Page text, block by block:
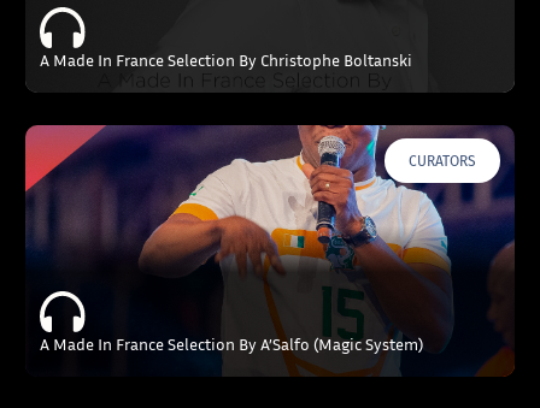
A Made In France Selection By Christophe Boltanski
CURATORS
A Made In France Selection By A’Salfo (Magic System)